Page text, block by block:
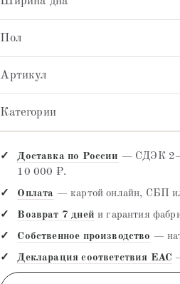
Пол
Артикул
Категории
Доставка по России — СДЭК
10 000 ₽.
Оплата — картой онлайн, СБП
Возврат 7 дней и гарантия
Собственное производство —
Декларация соответствия EAC